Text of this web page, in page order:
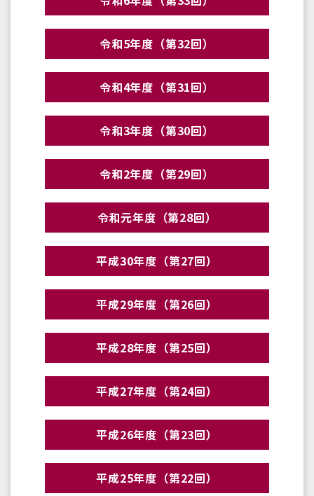
令和5年度（第32回）
令和4年度（第31回）
令和3年度（第30回）
令和2年度（第29回）
令和元年度（第28回）
平成30年度（第27回）
平成29年度（第26回）
平成28年度（第25回）
平成27年度（第24回）
平成26年度（第23回）
平成25年度（第22回）